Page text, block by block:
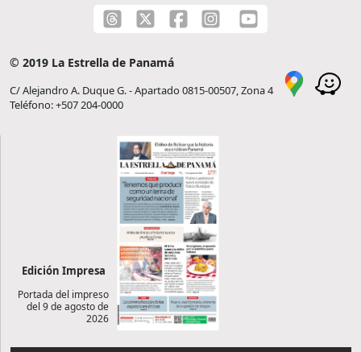
© 2019 La Estrella de Panamá
C/ Alejandro A. Duque G. - Apartado 0815-00507, Zona 4
Teléfono: +507 204-0000
Edición Impresa
Portada del impreso
del 9 de agosto de
2026